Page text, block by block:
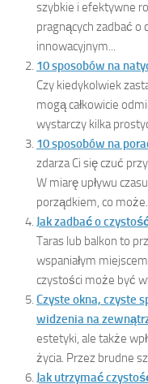
szybkie i efektywne
pragnących zadbać o
innowacyjnym...
10 sposobów na
Czy kiedykolwiek
mogą całkowicie
wystarczy kilka
10 sposobów na
zdarza Ci się czuć
W miarę upływu
porządkiem, co
Jak zadbać o
Taras lub balkon to
wspaniałym
czystości może być
Czyste okna, czyste
widzenia na
estetyki, ale także
życia. Przez brudne
Jak utrzymać